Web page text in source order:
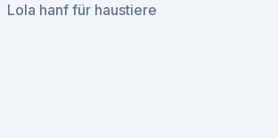
Lola hanf für haustiere